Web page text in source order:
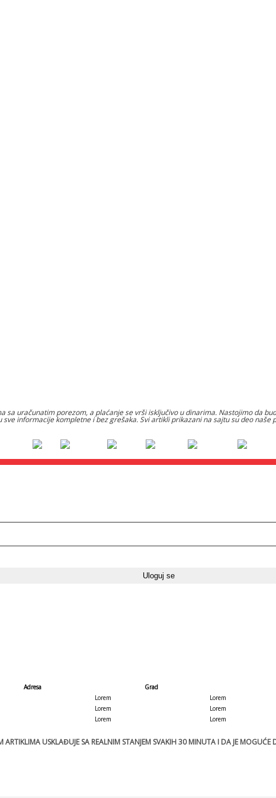
sa uračunatim porezom, a plaćanje se vrši isključivo u dinarima. Nastojimo da
sve informacije kompletne i bez grešaka. Svi artikli prikazani na sajtu su deo
Adresa Grad
Lorem
Lorem
Lorem
Lorem
Lorem Lorem
USKLAĐUJE SA REALNIM STANJEM SVAKIH 30 MINUTA I DA JE